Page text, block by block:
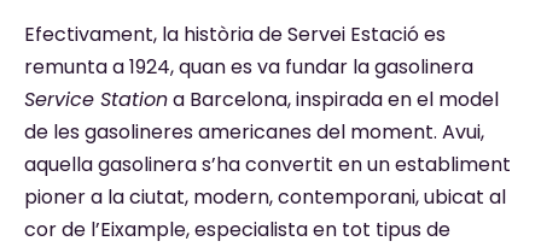
Efectivament, la història de Servei Estació es
remunta a 1924, quan es va fundar la gasolinera
Service Stationa Barcelona, inspirada en el model
de les gasolineres americanes del moment. Avui,
aquella gasolinera s’ha convertit en un establiment
pioner a la ciutat, modern, contemporani, ubicat al
cor de l’Eixample, especialista en tot tipus de